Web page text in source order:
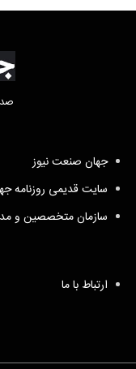
جهان صنعت نیوز
سایت قدیمی روزنامه
سازمان متخصصین و
ارتباط با ما